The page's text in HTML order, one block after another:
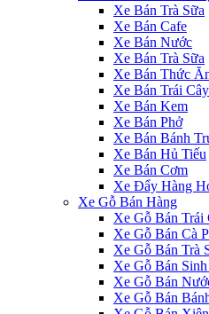
Xe Bán Trà Sữa
Xe Bán Cafe
Xe Bán Nước
Xe Bán Trà Sữa
Xe Bán Thức
Xe Bán Trái
Xe Bán Kem
Xe Bán Phở
Xe Bán Bánh
Xe Bán Hủ Tiếu
Xe Bán Cơm
Xe Đẩy Hàng
Xe Gỗ Bán Hàng
Xe Gỗ Bán Trái
Xe Gỗ Bán Cà
Xe Gỗ Bán Trà
Xe Gỗ Bán
Xe Gỗ Bán
Xe Gỗ Bán